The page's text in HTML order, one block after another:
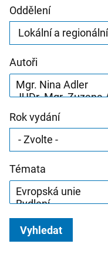
Oddělení
Autoři
Rok vydání
Témata
Vyhledat